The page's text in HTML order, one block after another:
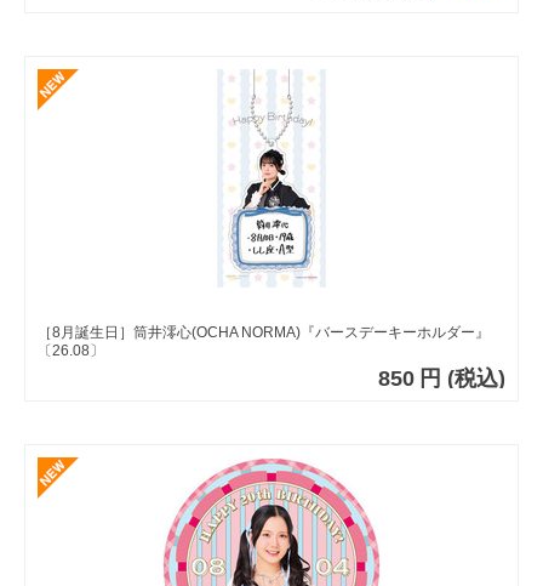
［8月誕生日］筒井澪心(OCHA NORMA)『バースデーキーホルダー』
〔26.08〕
850 円 (税込)